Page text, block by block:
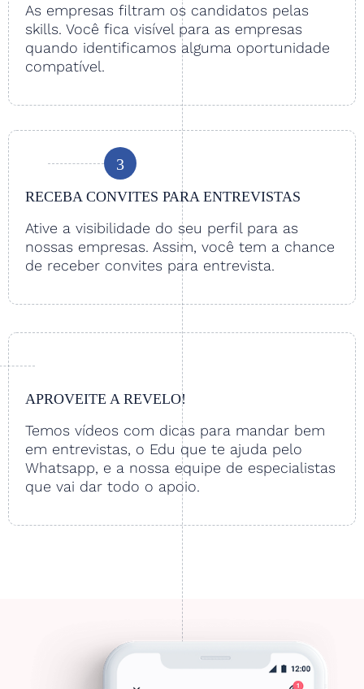
As empresas filtram os candidatos pelas
skills. Você fica visível para as empresas
quando identificamos alguma oportunidade
compatível.
3
RECEBA CONVITES PARA ENTREVISTAS
Ative a visibilidade do seu perfil para as
nossas empresas. Assim, você tem a chance
de receber convites para entrevista.
APROVEITE A REVELO!
Temos vídeos com dicas para mandar bem
em entrevistas, o Edu que te ajuda pelo
Whatsapp, e a nossa equipe de especialistas
que vai dar todo o apoio.